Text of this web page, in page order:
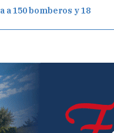
a 150 bomberos y 18